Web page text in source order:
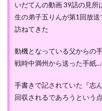
いだてんの動画 39話の見
生の弟子五りんが第1回放
訪ねてきた
動機となっている父からの
戦時中満州から送った手紙…
手書きで記されていた『志
回収されるであろうという